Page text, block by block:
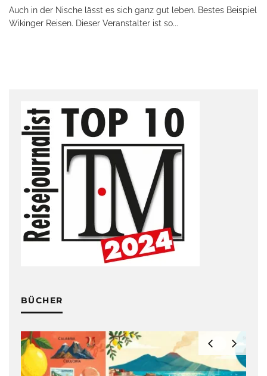
Auch in der Nische lässt es sich ganz gut leben. Bestes Beispiel
Wikinger Reisen. Dieser Veranstalter ist so...
BÜCHER